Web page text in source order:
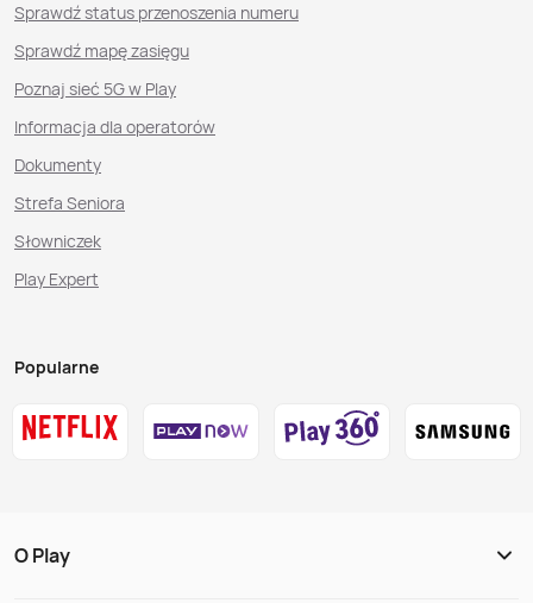
Sprawdź status przenoszenia numeru
Sprawdź mapę zasięgu
Poznaj sieć 5G w Play
Informacja dla operatorów
Dokumenty
Strefa Seniora
Słowniczek
Play Expert
Popularne
O Play